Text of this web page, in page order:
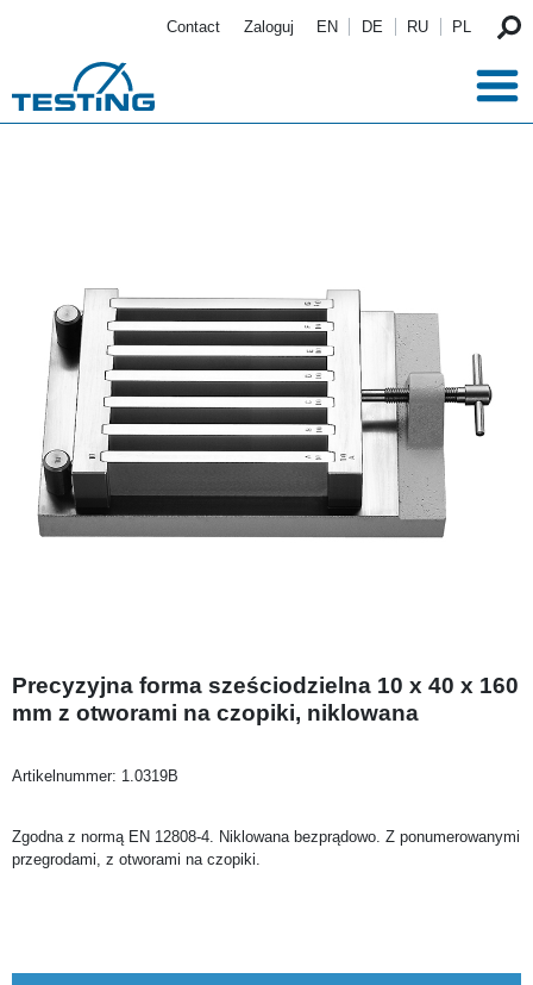
Contact Zaloguj EN DE RU PL
Precyzyjna forma sześciodzielna 10 x 40 x 160
mm z otworami na czopiki, niklowana
Artikelnummer: 1.0319B
Zgodna z normą EN 12808-4. Niklowana bezprądowo. Z ponumerowanymi
przegrodami, z otworami na czopiki.